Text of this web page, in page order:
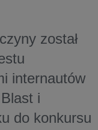
został
internautów
i
do konkursu